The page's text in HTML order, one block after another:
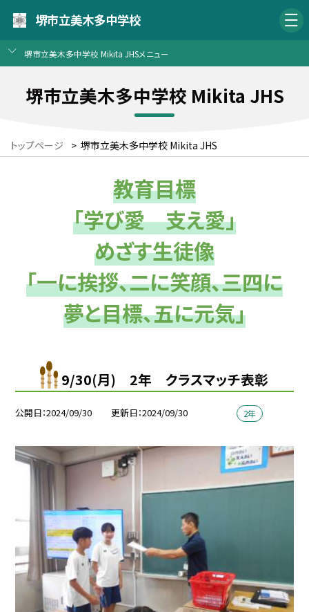
堺市立美木多中学校
堺市立美木多中学校 Mikita JHSメニュー
堺市立美木多中学校 Mikita JHS
トップページ > 堺市立美木多中学校 Mikita JHS
教育目標
「学び愛 支え愛」
めざす生徒像
「一に挨拶、二に笑顔、三四に
夢と目標、五に元気」
9/30(月) 2年 クラスマッチ表彰
公開日 2024/09/30 更新日 2024/09/30 2年